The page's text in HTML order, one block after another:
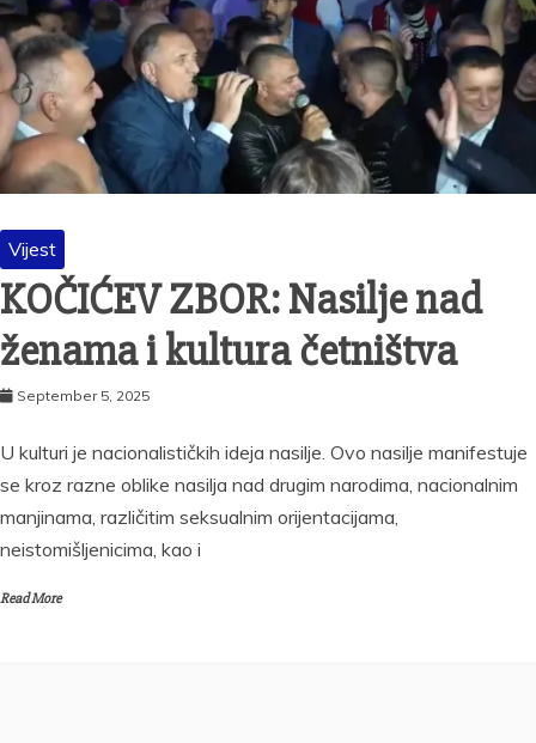
Vijest
KOČIĆEV ZBOR: Nasilje nad
ženama i kultura četništva
September 5, 2025
U kulturi je nacionalističkih ideja nasilje. Ovo nasilje manifestuje
se kroz razne oblike nasilja nad drugim narodima, nacionalnim
manjinama, različitim seksualnim orijentacijama,
neistomišljenicima, kao i
Read More